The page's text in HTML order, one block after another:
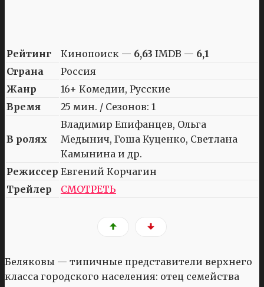
Рейтинг Кинопоиск — 6,63 IMDB — 6,1
Страна
Россия
Жанр
16+ Комедии, Русские
Время
25 мин. / Сезонов: 1
В ролях
Владимир Епифанцев, Ольга
Медынич, Гоша Куценко, Светлана
Камынина и др.
Режиссер Евгений Корчагин
Трейлер
СМОТРЕТЬ
Беляковы — типичные представители верхнего
класса городского населения: отец семейства